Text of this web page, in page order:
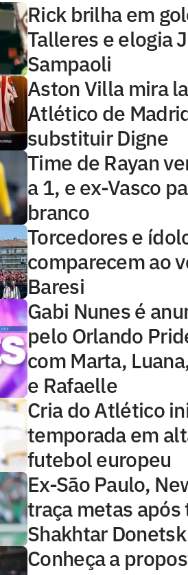
Rick brilha em
Talleres e elogia
Sampaoli
Aston Villa mira
Atlético de
substituir Digne
Time de Rayan
a 1, e ex-Vasco
branco
Torcedores e
comparecem ao
Baresi
Gabi Nunes é
pelo Orlando
com Marta,
e Rafaelle
Cria do Atlético
temporada em
futebol europeu
Ex-São Paulo,
traça metas
Shakhtar Donetsk
Conheça a